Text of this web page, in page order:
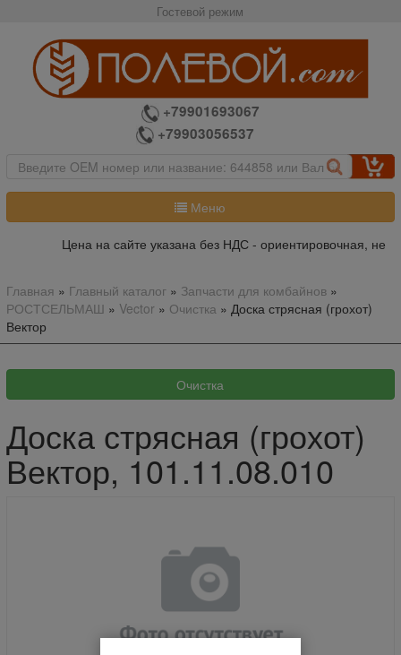
Гостевой режим
+79901693067
+79903056537
Меню
Цена на сайте указана без НДС - ориентировочная, не
Главная » Главный каталог» Запчасти для комбайнов»
РОСТСЕЛЬМАШ » Vector » Очистка » Доска стрясная (грохот)
Вектор
Доска стрясная (грохот)
Вектор, 101.11.08.010